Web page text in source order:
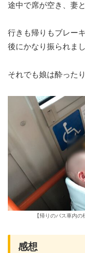
途中で席が空き、妻
行きも帰りもブレー
後にかなり振られまし
それでも娘は酔った
【帰りのバス車内
感想